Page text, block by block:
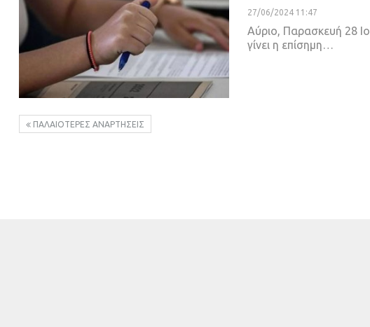
27/06/2024 11:47
Αύριο, Παρασκευή 28
γίνει η επίσημη…
ΠΑΛΑΙΌΤΕΡΕΣ ΑΝΑΡΤΉΣΕΙΣ